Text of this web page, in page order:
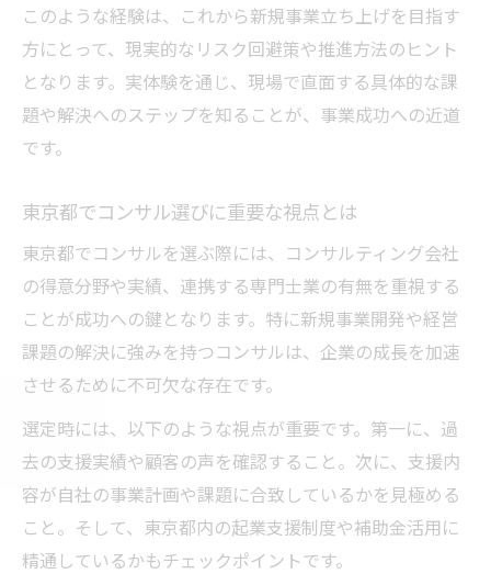
東京都で人気のコンサル活用方法を紹介
事業開発加速に向けたコンサルの活用戦略
コンサルサービスで得られる具体的サポー
用
経験を活かしたコンサルで事業推進を実現
コンサルの経験を活かした事業拡大の秘訣
東京都コンサルが実践する組織支援の内容
実績豊富なコンサルによる推進事例を解説
経験者によるコンサル選びのチェックリス
ト
自社成長に繋がるコンサル活用の実践方法
東京都で注目されるコンサル活用のポイント
東京都で選ばれるコンサル活用の理由とは
このような経験は、これから新規事業立ち上げを目指す
方にとって、現実的なリスク回避策や推進方法のヒント
となります。実体験を通じ、現場で直面する具体的な課
題や解決へのステップを知ることが、事業成功への近道
です。
東京都でコンサル選びに重要な視点とは
東京都でコンサルを選ぶ際には、コンサルティング会社
の得意分野や実績、連携する専門士業の有無を重視する
ことが成功への鍵となります。特に新規事業開発や経営
課題の解決に強みを持つコンサルは、企業の成長を加速
させるために不可欠な存在です。
選定時には、以下のような視点が重要です。第一に、過
去の支援実績や顧客の声を確認すること。次に、支援内
容が自社の事業計画や課題に合致しているかを見極める
こと。そして、東京都内の起業支援制度や補助金活用に
精通しているかもチェックポイントです。